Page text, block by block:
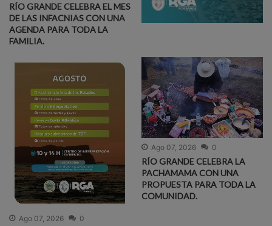
RÍO GRANDE CELEBRA EL MES
DE LAS INFACNIAS CON UNA
AGENDA PARA TODA LA
FAMILIA.
Ago 07, 2026 0
Ago 07, 2026 0
RÍO GRANDE CELEBRA LA
PACHAMAMA CON UNA
PROPUESTA PARA TODA LA
COMUNIDAD.